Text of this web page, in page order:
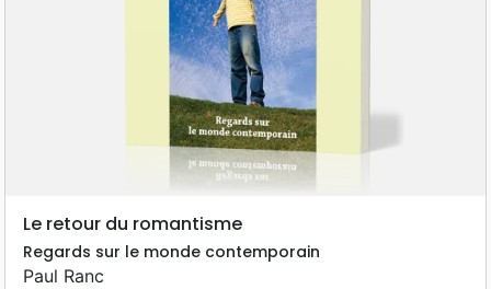
Le retour du romantisme
Regards sur le monde contemporain
Paul Ranc